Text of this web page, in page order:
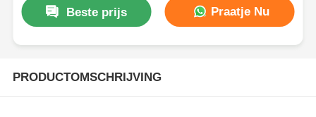
Beste prijs Praatje Nu
PRODUCTOMSCHRIJVING